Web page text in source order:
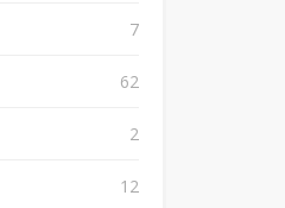
7
62
2
12